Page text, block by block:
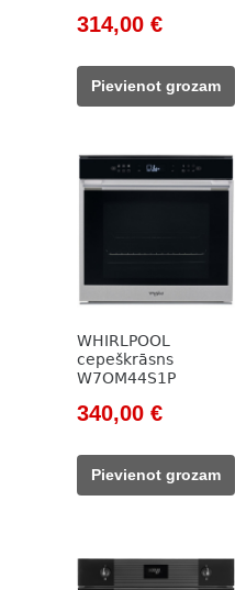
Original
was:
609,00 €.
314,00 €Current
314,00 €.
Pievienot grozam
WHIRLPOOL
cepeškrāsns
W7OM44S1P
Original
was:
500,00 €.
340,00 €Current
340,00 €.
Pievienot grozam